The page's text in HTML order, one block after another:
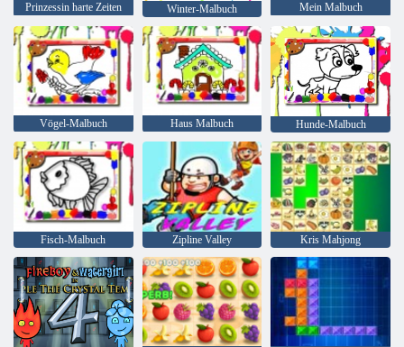
Prinzessin harte Zeiten Winter-Malbuch Mein Malbuch
Vögel-Malbuch Haus Malbuch Hunde-Malbuch
Fisch-Malbuch Zipline Valley Kris Mahjong